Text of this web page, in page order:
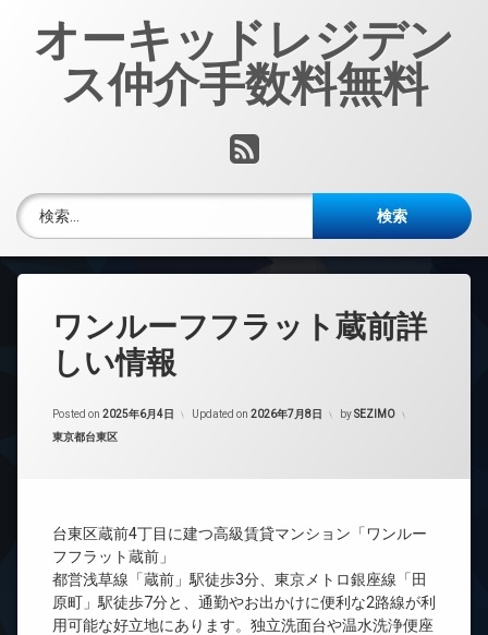
オーキッドレジデン
ス仲介手数料無料
RSS
検索:
ワンルーフフラット蔵前詳
しい情報
Posted on 2025年6月4日 Updated on 2026年7月8日 bySEZIMO
カテゴリー:
東京都台東区
台東区蔵前4丁目に建つ高級賃貸マンション「ワンルー
フフラット蔵前」
都営浅草線「蔵前」駅徒歩3分、東京メトロ銀座線「田
原町」駅徒歩7分と、通勤やお出かけに便利な2路線が利
用可能な好立地にあります。独立洗面台や温水洗浄便座